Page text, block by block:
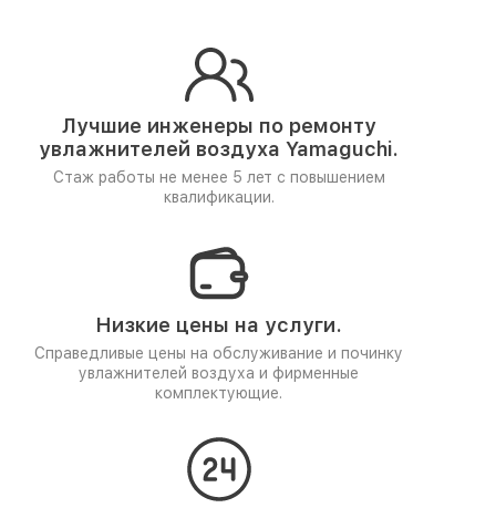
Лучшие инженеры по ремонту
увлажнителей воздуха Yamaguchi.
Стаж работы не менее 5 лет с повышением
квалификации.
Низкие цены на услуги.
Справедливые цены на обслуживание и починку
увлажнителей воздуха и фирменные
комплектующие.